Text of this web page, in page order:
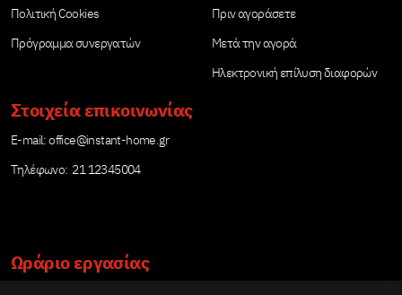
Πολιτική Cookies
Πρόγραμμα συνεργατών
Πριν αγοράσετε
Μετά την αγορά
Ηλεκτρονική επίλυση διαφορών
Στοιχεία επικοινωνίας
Е-mail:office@instant-home.gr
Τηλέφωνο: 21 12345004
Ωράριο εργασίας